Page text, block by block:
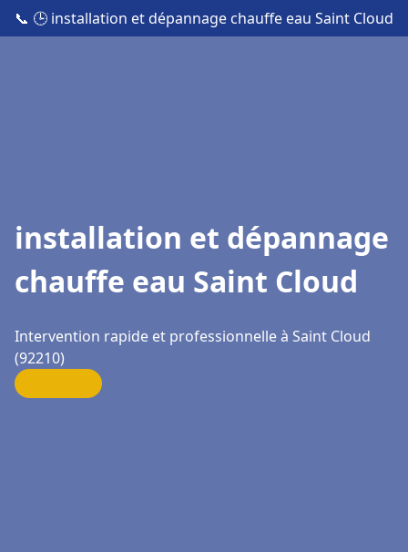
📞 🕒 installation et dépannage chauffe eau Saint Cloud
installation et dépannage
chauffe eau Saint Cloud
Intervention rapide et professionnelle à Saint Cloud
(92210)